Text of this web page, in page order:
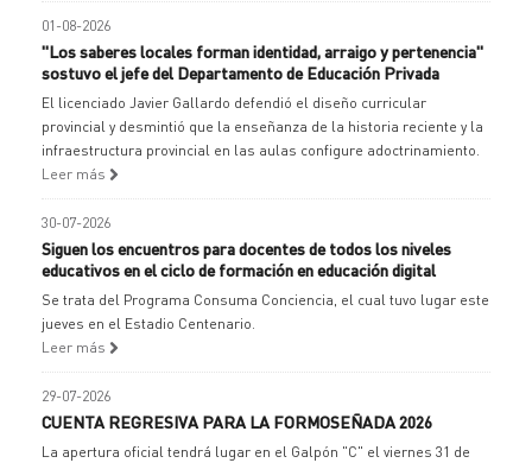
01-08-2026
"Los saberes locales forman identidad, arraigo y pertenencia"
sostuvo el jefe del Departamento de Educación Privada
El licenciado Javier Gallardo defendió el diseño curricular
provincial y desmintió que la enseñanza de la historia reciente y la
infraestructura provincial en las aulas configure adoctrinamiento.
Leer más
30-07-2026
Siguen los encuentros para docentes de todos los niveles
educativos en el ciclo de formación en educación digital
Se trata del Programa Consuma Conciencia, el cual tuvo lugar este
jueves en el Estadio Centenario.
Leer más
29-07-2026
CUENTA REGRESIVA PARA LA FORMOSEÑADA 2026
La apertura oficial tendrá lugar en el Galpón "C" el viernes 31 de